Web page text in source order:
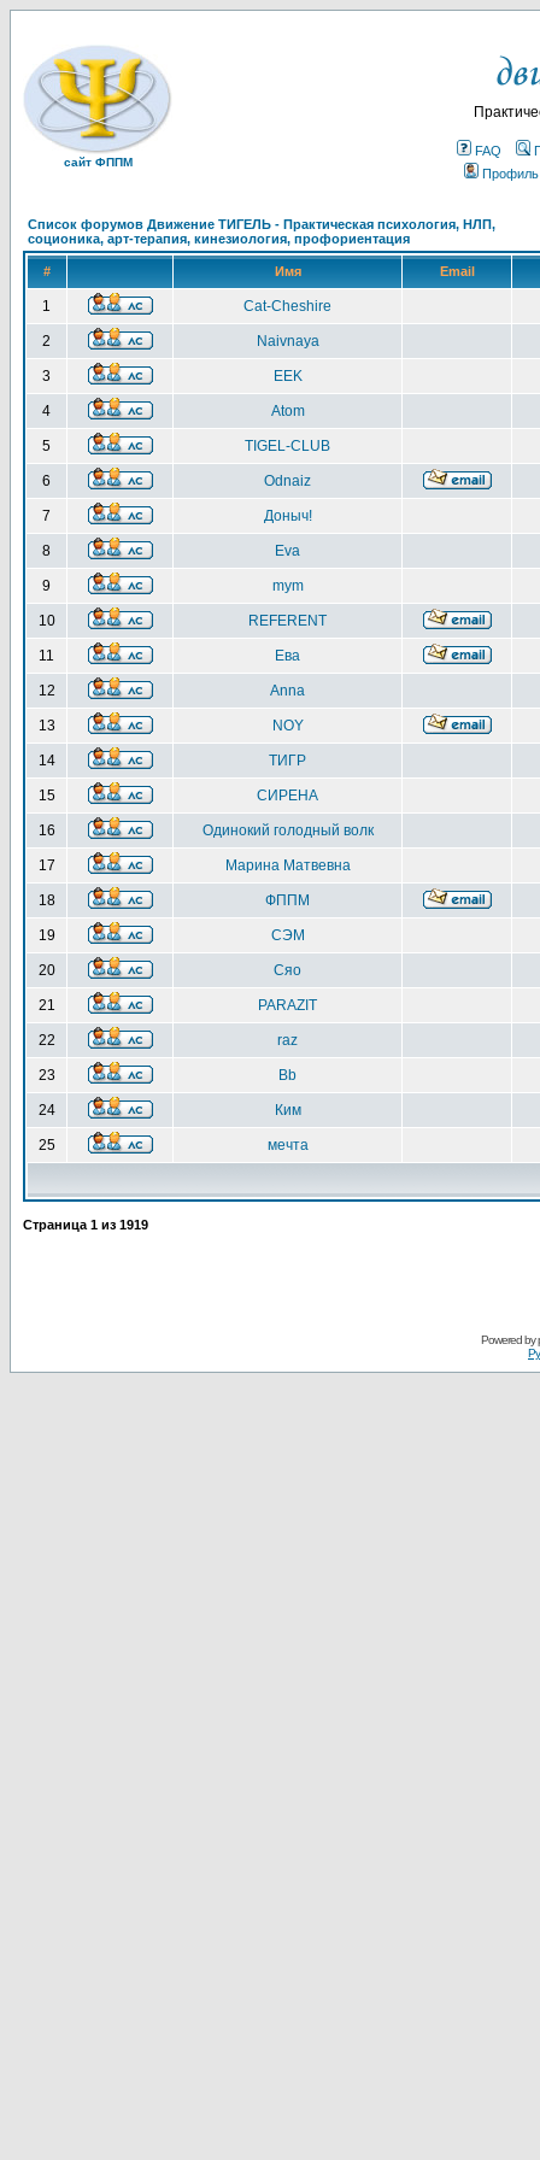
сайт ФППМ
FAQ
Профиль
Список форумов Движение ТИГЕЛЬ - Практическая психология, НЛП,
соционика, арт-терапия, кинезиология, профориентация
# Имя Email
1 Cat-Cheshire
2 Naivnaya
3 EEK
4 Atom
5 TIGEL-CLUB
6 Odnaiz
7 Доныч!
8 Eva
9 mym
10 REFERENT
11 Ева
12 Anna
13 NOY
14 ТИГР
15 СИРЕНА
16 Одинокий голодный волк
17 Марина Матвевна
18 ФППМ
19 СЭМ
20 Сяо
21 PARAZIT
22 raz
23 Bb
24 Ким
25 мечта
Страница 1 из 1919
Powered by